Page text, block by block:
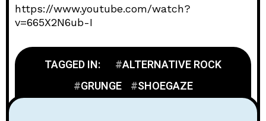
https://www.youtube.com/watch?
v=665X2N6ub-I
TAGGED IN:
ALTERNATIVE ROCK
GRUNGE
SHOEGAZE